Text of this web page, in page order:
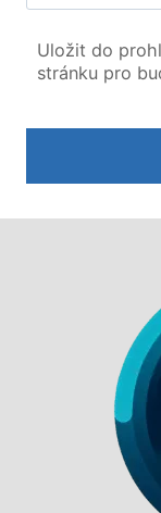
Uložit do
stránku pro